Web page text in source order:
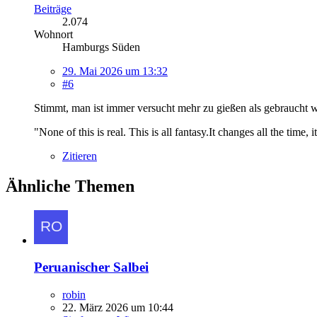
Beiträge
2.074
Wohnort
Hamburgs Süden
29. Mai 2026 um 13:32
#6
Stimmt, man ist immer versucht mehr zu gießen als gebraucht
"None of this is real. This is all fantasy.It changes all the time,
Zitieren
Ähnliche Themen
Peruanischer Salbei
robin
22. März 2026 um 10:44